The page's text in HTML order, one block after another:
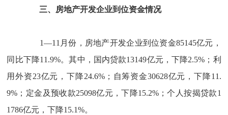
三、房地产开发企业到位资金情况
1—11月份，房地产开发企业到位资金85145亿元，
同比下降11.9%。其中，国内贷款13149亿元，下降2.5% ；利
用外资23亿元，下降24.6%；自筹资金30628亿元，下降11.
9% ；定金及预收款25098亿元，下降15.2% ；个人按揭贷款1
1786亿元，下降15.1%。